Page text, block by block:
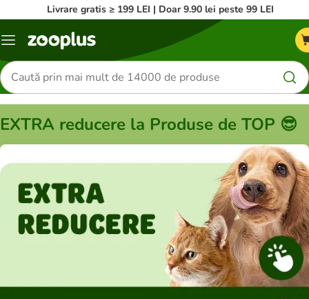
Livrare gratis ≥ 199 LEI | Doar 9.90 lei peste 99 LEI
Categorii
Căutare
produse
EXTRA reducere la Produse de TOP 😎